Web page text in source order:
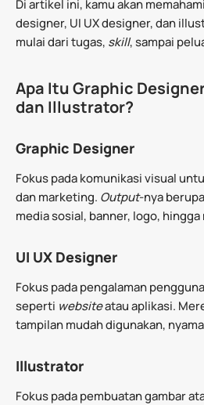
Di artikel ini, kamu akan
designer, UI UX designer, dan
mulai dari tugas, skill, sampai
Apa Itu Graphic
dan Illustrator?
Graphic Designer
Fokus pada komunikasi visual
dan marketing. Output-nya
media sosial, banner, logo,
UI UX Designer
Fokus pada pengalaman
seperti websiteatau aplikasi.
tampilan mudah digunakan,
Illustrator
Fokus pada pembuatan gambar